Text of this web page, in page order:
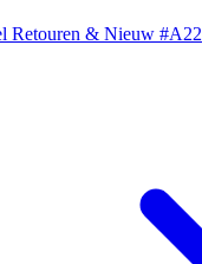
Retouren & Nieuw #A22